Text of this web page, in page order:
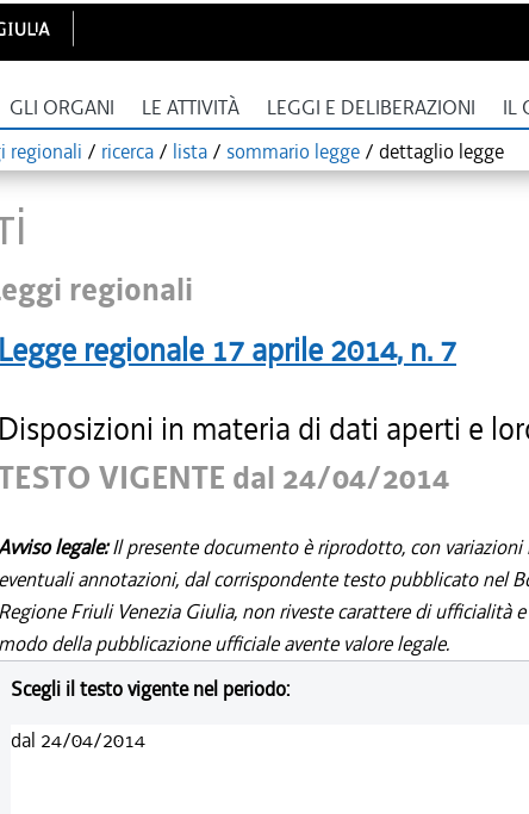
GLI ORGANI LE ATTIVITÀ LEGGI E DELIBERAZIONI IL
regionali / ricerca / lista / sommario legge / dettaglio legge
regionali
Legge regionale 17 aprile 2014, n. 7
Disposizioni in materia di dati aperti e
VIGENTE dal 24/04/2014
legale:Il presente documento è riprodotto, con variazioni
eventuali annotazioni, dal corrispondente testo pubblicato nel
Regione Friuli Venezia Giulia, non riveste carattere di ufficialità
modo della pubblicazione ufficiale avente valore legale.
Scegli il testo vigente nel periodo:
dal 24/04/2014